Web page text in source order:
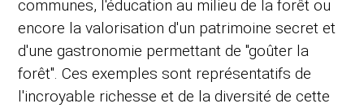
communes, l'éducation au milieu de la forêt ou
encore la valorisation d'un patrimoine secret et
d'une gastronomie permettant de "goûter la
forêt". Ces exemples sont représentatifs de
l'incroyable richesse et de la diversité de cette